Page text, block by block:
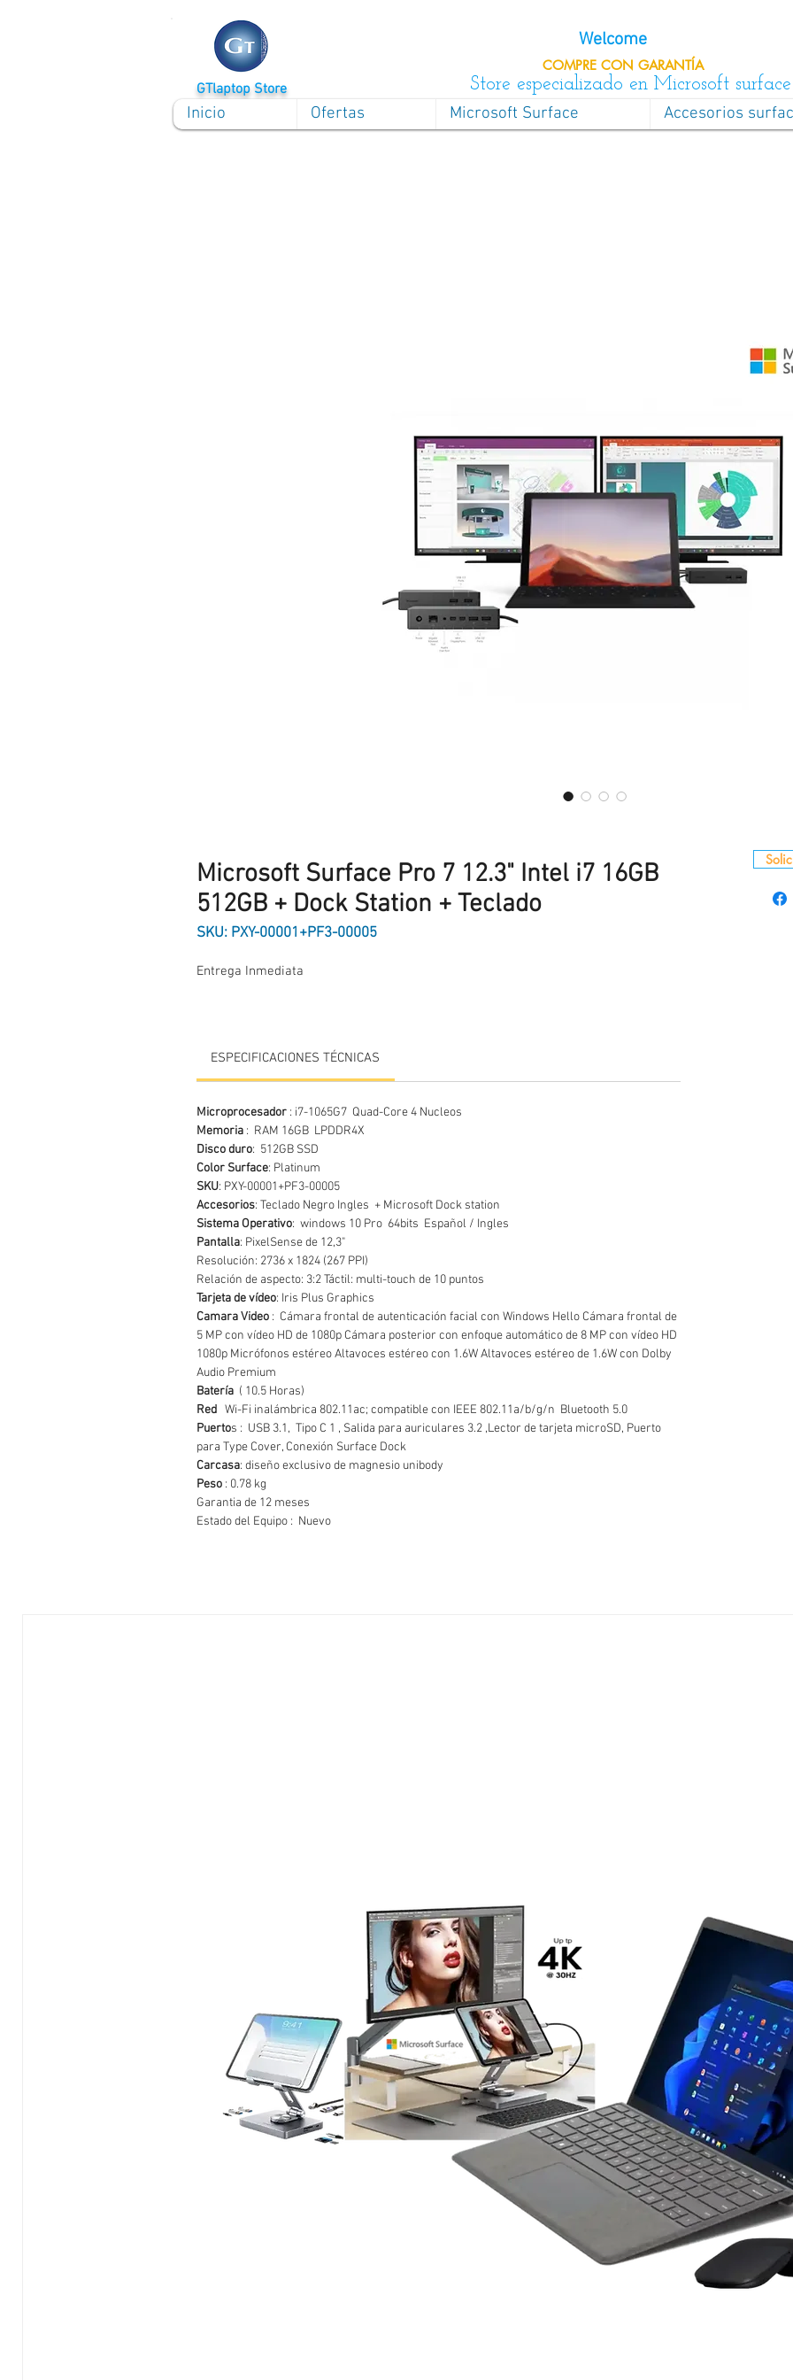
GTlaptop Store
Welcome
COMPRE CON GARANTÍA
Store especializado en Microsoft surface
Inicio
Ofertas Microsoft Surface Accesorios
Microsoft Surface Pro 7 12.3" Intel i7 16GB
512GB + Dock Station + Teclado
SKU: PXY-00001+PF3-00005
Entrega Inmediata
ESPECIFICACIONES TÉCNICAS
Microprocesador : i7-1065G7 Quad-Core 4 Nucleos
Memoria : RAM 16GB LPDDR4X
Disco duro: 512GB SSD
Color Surface: Platinum
SKU: PXY-00001+PF3-00005
Accesorios: Teclado Negro Ingles + Microsoft Dock station
Sistema Operativo: windows 10 Pro 64bits Español / Ingles
Pantalla: PixelSense de 12,3"
Resolución: 2736 x 1824 (267 PPI)
Relación de aspecto: 3:2 Táctil: multi-touch de 10 puntos
Tarjeta de vídeo: Iris Plus Graphics
Camara Video : Cámara frontal de autenticación facial con Windows Hello Cámara frontal de
5 MP con vídeo HD de 1080p Cámara posterior con enfoque automático de 8 MP con vídeo HD
1080p Micrófonos estéreo Altavoces estéreo con 1.6W Altavoces estéreo de 1.6W con Dolby
Audio Premium
Batería ( 10.5 Horas)
Red Wi-Fi inalámbrica 802.11ac; compatible con IEEE 802.11a/b/g/n Bluetooth 5.0
Puertos : USB 3.1, Tipo C 1 , Salida para auriculares 3.2 ,Lector de tarjeta microSD, Puerto
para Type Cover, Conexión Surface Dock
Carcasa: diseño exclusivo de magnesio unibody
Peso : 0.78 kg
Garantia de 12 meses
Estado del Equipo : Nuevo